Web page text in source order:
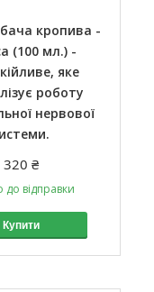
кропива -
(100 мл.) -
яке
роботу
нервової
320 ₴
до відправки
Купити